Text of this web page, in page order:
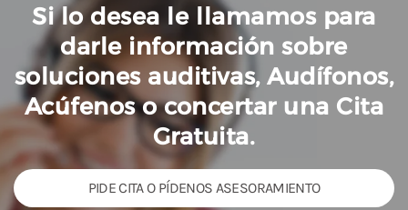
Si lo desea le llamamos para
darle información sobre
soluciones auditivas, Audífonos,
Acúfenos o concertar una Cita
Gratuita.
PIDE CITA O PÍDENOS ASESORAMIENTO